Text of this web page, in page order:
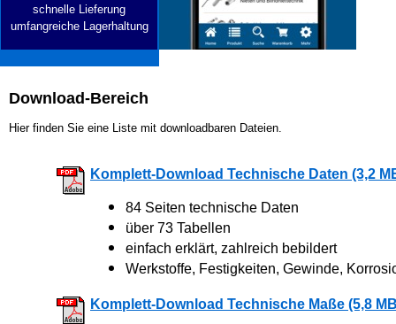
schnelle Lieferung
umfangreiche Lagerhaltung
Download-Bereich
Hier finden Sie eine Liste mit downloadbaren Dateien.
Komplett-Download Technische Daten (3,2
84 Seiten technische Daten
über 73 Tabellen
einfach erklärt, zahlreich bebildert
Werkstoffe, Festigkeiten, Gewinde,
Komplett-Download Technische Maße (5,8